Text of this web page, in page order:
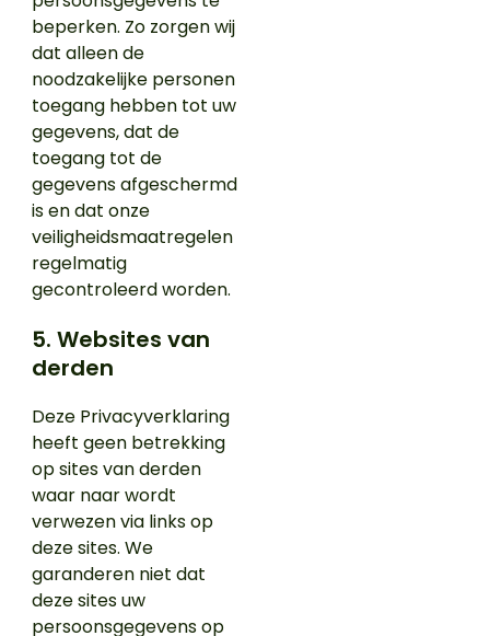
beperken. Zo zorgen wij
dat alleen de
noodzakelijke personen
toegang hebben tot uw
gegevens, dat de
toegang tot de
gegevens afgeschermd
is en dat onze
veiligheidsmaatregelen
regelmatig
gecontroleerd worden.
5. Websites van
derden
Deze Privacyverklaring
heeft geen betrekking
op sites van derden
waar naar wordt
verwezen via links op
deze sites. We
garanderen niet dat
deze sites uw
persoonsgegevens op